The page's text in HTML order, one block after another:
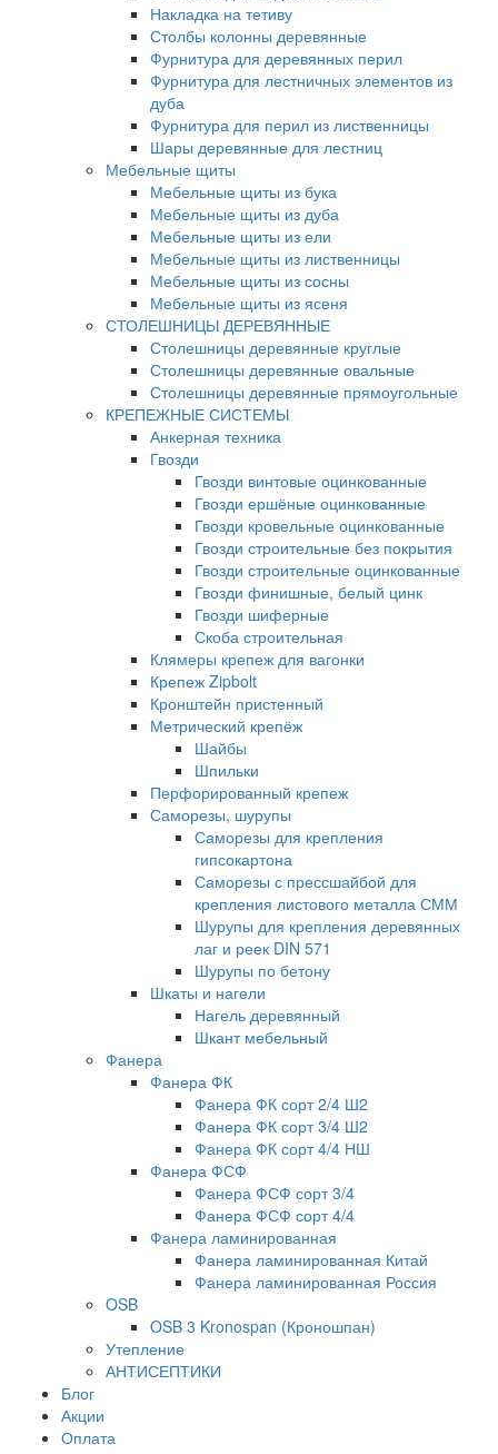
Накладка на тетиву
Столбы колонны деревянные
Фурнитура для деревянных перил
Фурнитура для лестничных элементов из
дуба
Фурнитура для перил из лиственницы
Шары деревянные для лестниц
Мебельные щиты
Мебельные щиты из бука
Мебельные щиты из дуба
Мебельные щиты из ели
Мебельные щиты из лиственницы
Мебельные щиты из сосны
Мебельные щиты из ясеня
СТОЛЕШНИЦЫ ДЕРЕВЯННЫЕ
Столешницы деревянные круглые
Столешницы деревянные овальные
Столешницы деревянные прямоугольные
КРЕПЕЖНЫЕ СИСТЕМЫ
Анкерная техника
Гвозди
Гвозди винтовые оцинкованные
Гвозди ершёные оцинкованные
Гвозди кровельные оцинкованные
Гвозди строительные без покрытия
Гвозди строительные оцинкованные
Гвозди финишные, белый цинк
Гвозди шиферные
Скоба строительная
Клямеры крепеж для вагонки
Крепеж Zipbolt
Кронштейн пристенный
Метрический крепёж
Шайбы
Шпильки
Перфорированный крепеж
Саморезы, шурупы
Саморезы для крепления
гипсокартона
Саморезы с прессшайбой для
крепления листового металла СММ
Шурупы для крепления деревянных
лаг и реек DIN 571
Шурупы по бетону
Шкаты и нагели
Нагель деревянный
Шкант мебельный
Фанера
Фанера ФК
Фанера ФК сорт 2/4 Ш2
Фанера ФК сорт 3/4 Ш2
Фанера ФК сорт 4/4 НШ
Фанера ФСФ
Фанера ФСФ сорт 3/4
Фанера ФСФ сорт 4/4
Фанера ламинированная
Фанера ламинированная Китай
Фанера ламинированная Россия
OSB
OSB 3 Kronospan (Кроношпан)
Утепление
АНТИСЕПТИКИ
Блог
Акции
Оплата